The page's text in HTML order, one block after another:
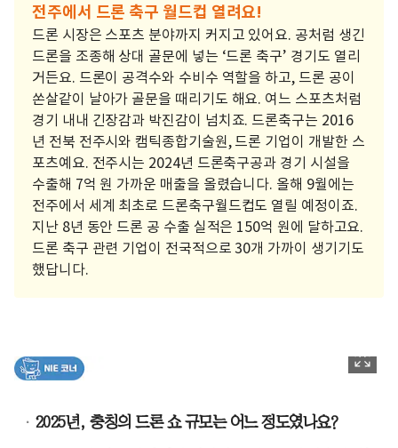
전주에서 드론 축구 월드컵 열려요!
드론 시장은 스포츠 분야까지 커지고 있어요. 공처럼 생긴
드론을 조종해 상대 골문에 넣는 ‘드론 축구’ 경기도 열리
거든요. 드론이 공격수와 수비수 역할을 하고, 드론 공이
쏜살같이 날아가 골문을 때리기도 해요. 여느 스포츠처럼
경기 내내 긴장감과 박진감이 넘치죠. 드론축구는 2016
년 전북 전주시와 캠틱종합기술원, 드론 기업이 개발한 스
포츠예요. 전주시는 2024년 드론축구공과 경기 시설을
수출해 7억 원 가까운 매출을 올렸습니다. 올해 9월에는
전주에서 세계 최초로 드론축구월드컵도 열릴 예정이죠.
지난 8년 동안 드론 공 수출 실적은 150억 원에 달하고요.
드론 축구 관련 기업이 전국적으로 30개 가까이 생기기도
했답니다.
2025년, 충칭의 드론 쇼 규모는 어느 정도였나요?